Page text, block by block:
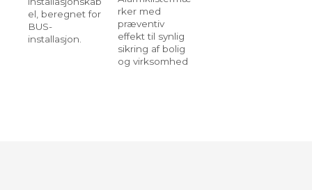
el, beregnet for
BUS-
installasjon.
rker med
præventiv
effekt til synlig
sikring af bolig
og virksomhed